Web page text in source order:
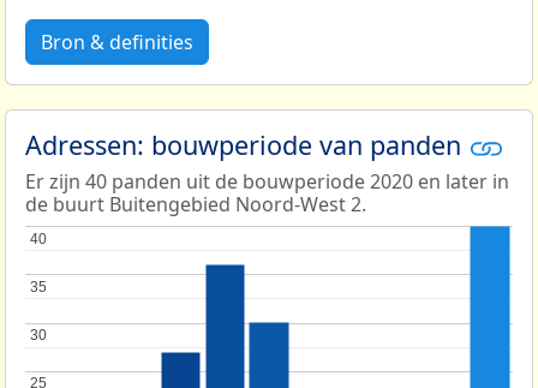
Bron & definities
Adressen: bouwperiode van panden
Er zijn 40 panden uit de bouwperiode 2020 en later in
de buurt Buitengebied Noord-West 2.
25
25
30
30
35
35
40
40